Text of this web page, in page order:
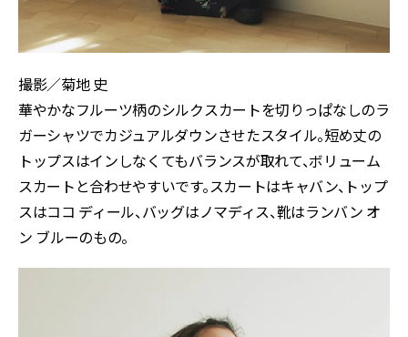
撮影／菊地 史
華やかなフルーツ柄のシルクスカートを切りっぱなしのラ
ガーシャツでカジュアルダウンさせたスタイル。短め丈の
トップスはインしなくてもバランスが取れて、ボリューム
スカートと合わせやすいです。スカートはキャバン、トップ
スはココ ディール、バッグはノマディス、靴はランバン オ
ン ブルーのもの。